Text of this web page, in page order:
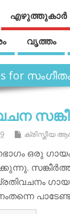
എഴുത്തുകാര്‍
വൃത്തം
for
ക്രിസ്തീയ
ഒരു